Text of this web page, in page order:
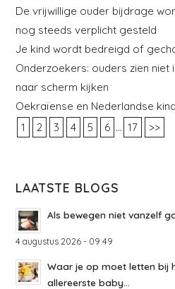
De vrijwillige ouder bijdrage
nog steeds verplicht gesteld
Je kind wordt bedreigd of
Onderzoekers: ouders zien niet
naar scherm kijken
Oekraïense en Nederlandse
1
2 3 4 5 6 ... 17 >>
LAATSTE BLOGS
Als bewegen niet vanzelf
4 augustus 2026 - 09:49
Waar je op moet letten bij
allereerste baby...